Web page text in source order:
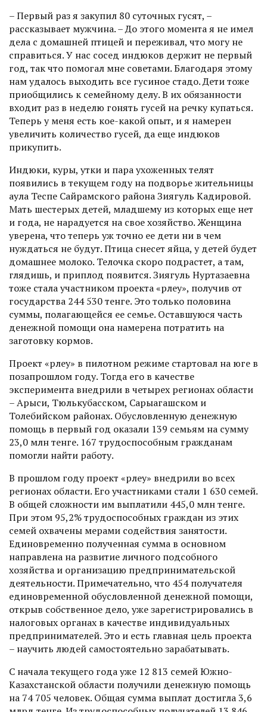
– Первый раз я закупил 80 суточных гусят, –
рассказывает мужчина. – До этого момента я не имел
дела с домашней птицей и переживал, что могу не
справиться. У нас сосед индюков держит не первый
год, так что помогал мне советами. Благодаря этому
нам удалось выходить все гусиное стадо. Дети тоже
приобщились к семейному делу. В их обязанности
входит раз в неделю гонять гусей на речку купаться.
Теперь у меня есть кое-какой опыт, и я намерен
увеличить количество гусей, да еще индюков
прикупить.
Индюки, куры, утки и пара ухоженных телят
появились в текущем году на подворье жительницы
аула Теспе Сайрамского района Зиягуль Кадировой.
Мать шестерых детей, младшему из которых еще нет
и года, не нарадуется на свое хозяйство. Женщина
уверена, что теперь уж точно ее дети ни в чем
нуждаться не будут. Птица снесет яйца, у детей будет
домашнее молоко. Телочка скоро подрастет, а там,
глядишь, и приплод появится. Зиягуль Нуртазаевна
тоже стала участником проекта «Өрлеу», получив от
государства 244 530 тенге. Это только половина
суммы, полагающейся ее семье. Оставшуюся часть
денежной помощи она намерена потратить на
заготовку кормов.
Проект «Өрлеу» в пилотном режиме стартовал на юге в
позапрошлом году. Тогда его в качестве
эксперимента внедрили в четырех регионах области
– Арыси, Тюлькубасском, Сары­агашском и
Толебийском районах. Обусловленную денежную
помощь в первый год оказали 139 семьям на сумму
23,0 млн тенге. 167 трудоспособным гражданам
помогли найти работу.
В прошлом году проект «Өрлеу» внедрили во всех
регионах области. Его участниками стали 1 630 семей.
В общей сложности им выплатили 445,0 млн тенге.
При этом 95,2% трудоспособных граждан из этих
семей охвачены мерами содействия занятос­ти.
Единовременно полученная сумма в основном
направлена на развитие личного подсобного
хозяйства и организацию предпринимательской
деятельности. Примечательно, что 454 получателя
единовременной обусловленной денежной помощи,
открыв собственное дело, уже зарегистрировались в
налоговых органах в качестве индивидуальных
предпринимателей. Это и есть главная цель проекта
– научить людей самостоятельно зарабатывать.
С начала текущего года уже 12 813 семей Южно-
Казахстанской области получили денежную помощь
на 74 705 человек. Общая сумма выплат достигла 3,6